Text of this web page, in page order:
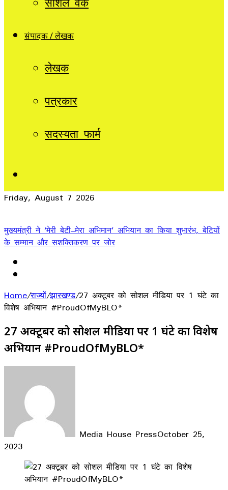
संपादक / लेखक
लेखक
पत्रकार
सदस्यता फार्म
Friday, August 7 2026
मुख्यमंत्री ने ‘मेरी बेटी–मेरा अभिमान’ अभियान का किया शुभारंभ, बेटियों
के सम्मान और सशक्तिकरण पर जोर
Home/राज्यों/झारखण्ड/27 अक्टूबर को सोशल मीडिया पर 1 घंटे का
विशेष अभियान #ProudOfMyBLO*
27 अक्टूबर को सोशल मीडिया पर 1 घंटे का विशेष
अभियान #ProudOfMyBLO*
Media House PressOctober 25,
2023
Facebook
LinkedIn
WhatsApp
Telegram